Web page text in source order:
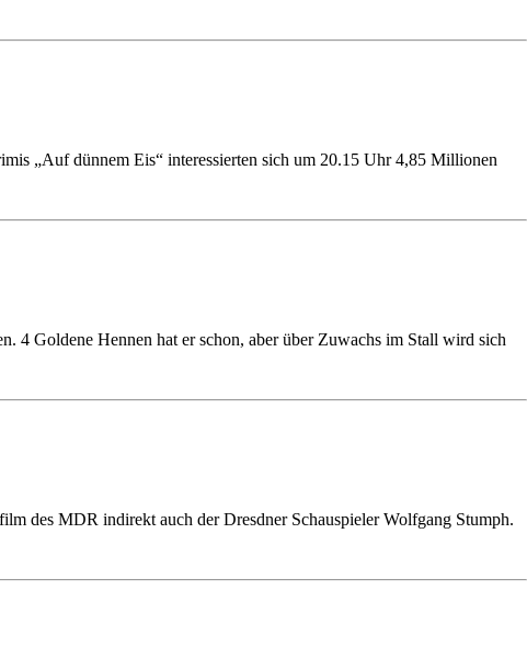
„Auf dünnem Eis“ interessierten sich um 20.15 Uhr 4,85 Millionen
4 Goldene Hennen hat er schon, aber über Zuwachs im Stall wird sich
des MDR indirekt auch der Dresdner Schauspieler Wolfgang Stumph.